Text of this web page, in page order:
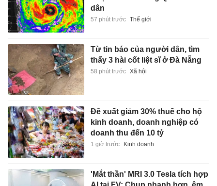
dân
57 phút trước Thế giới
Từ tin báo của người dân, tìm
thấy 3 hài cốt liệt sĩ ở Đà Nẵng
58 phút trước Xã hội
Đề xuất giảm 30% thuế cho hộ
kinh doanh, doanh nghiệp có
doanh thu đến 10 tỷ
1 giờ trước Kinh doanh
'Mắt thần' MRI 3.0 Tesla tích hợp